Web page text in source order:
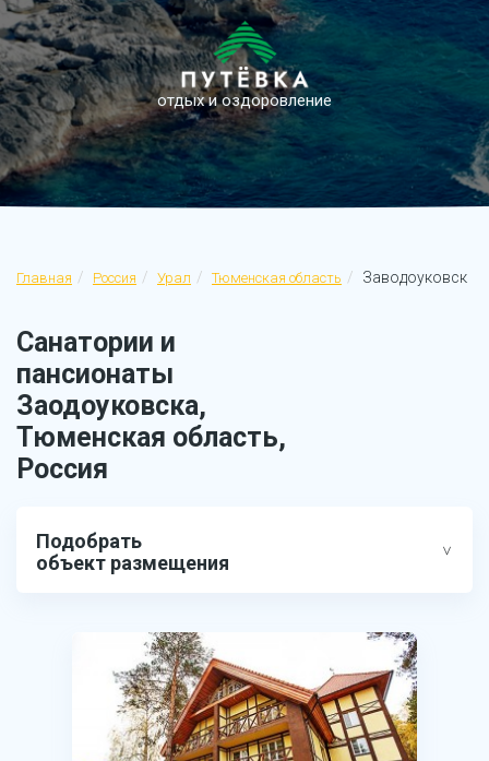
отдых и оздоровление
Главная Россия Урал Тюменская область Заводоуковск
Санатории и
пансионаты
Заодоуковска,
Тюменская область,
Россия
Подобрать
объект размещения